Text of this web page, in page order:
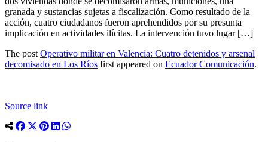
granada y sustancias sujetas a fiscalización. Como resultado de la
acción, cuatro ciudadanos fueron aprehendidos por su presunta
implicación en actividades ilícitas. La intervención tuvo lugar […]
The post Operativo militar en Valencia: Cuatro detenidos y arsenal
decomisado en Los Ríos first appeared on Ecuador Comunicación.
Source link